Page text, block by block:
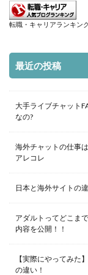
転職・キャリアランキン
最近の投稿
大手ライブチャット
なの?
海外チャットの仕事
アレコレ
日本と海外サイトの
アダルトってどこま
内容を公開！！
【実際にやってみた
の違い！